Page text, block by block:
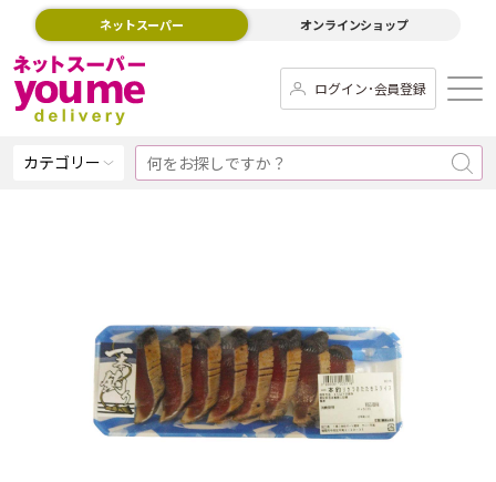
ネットスーパー オンラインショップ
ログイン･会員登録
カテゴリー